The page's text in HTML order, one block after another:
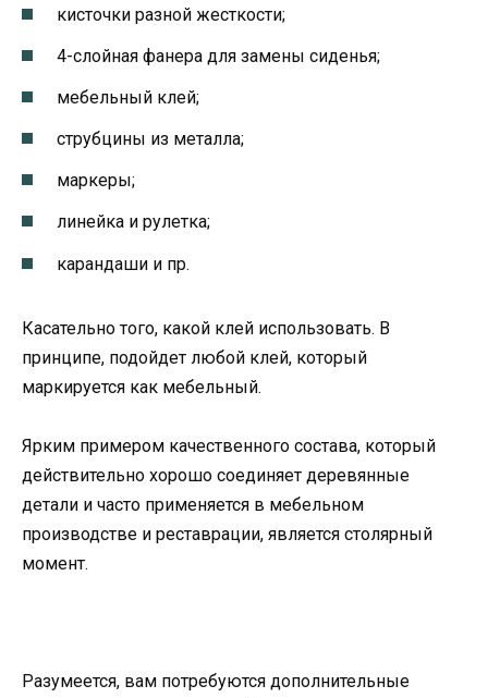
кисточки разной жесткости;
4-слойная фанера для замены сиденья;
мебельный клей;
струбцины из металла;
маркеры;
линейка и рулетка;
карандаши и пр.
Касательно того, какой клей использовать. В
принципе, подойдет любой клей, который
маркируется как мебельный.
Ярким примером качественного состава, который
действительно хорошо соединяет деревянные
детали и часто применяется в мебельном
производстве и реставрации, является столярный
момент.
Разумеется, вам потребуются дополнительные